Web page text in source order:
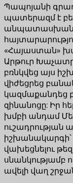
Պապոյանի
պատերազմ է
անպատասխան
«Հայաստան»
Արթուր
բռնկվեց այս
վիժեցրեց
կազմաքանդեց
զինանոցը: Իր
խմբի անդամ
վախեցնելու
սնանկությամբ
ավելի վաղ